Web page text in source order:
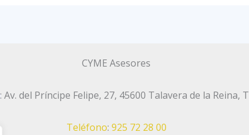
CYME Asesores
: Av. del Príncipe Felipe, 27, 45600 Talavera de la Reina,
Teléfono: 925 72 28 00